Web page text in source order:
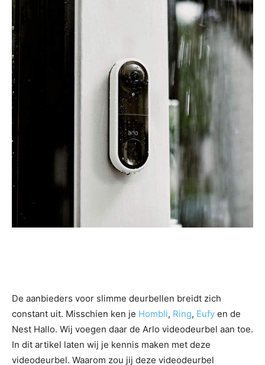
De aanbieders voor slimme deurbellen breidt zich
constant uit. Misschien ken je Hombli, Ring, Eufy en de
Nest Hallo. Wij voegen daar de Arlo videodeurbel aan toe.
In dit artikel laten wij je kennis maken met deze
videodeurbel. Waarom zou jij deze videodeurbel